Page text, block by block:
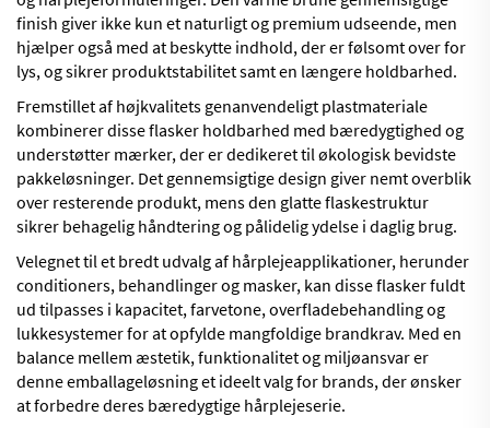
finish giver ikke kun et naturligt og premium udseende, men
hjælper også med at beskytte indhold, der er følsomt over for
lys, og sikrer produktstabilitet samt en længere holdbarhed.
Fremstillet af højkvalitets genanvendeligt plastmateriale
kombinerer disse flasker holdbarhed med bæredygtighed og
understøtter mærker, der er dedikeret til økologisk bevidste
pakkeløsninger. Det gennemsigtige design giver nemt overblik
over resterende produkt, mens den glatte flaskestruktur
sikrer behagelig håndtering og pålidelig ydelse i daglig brug.
Velegnet til et bredt udvalg af hårplejeapplikationer, herunder
conditioners, behandlinger og masker, kan disse flasker fuldt
ud tilpasses i kapacitet, farvetone, overfladebehandling og
lukkesystemer for at opfylde mangfoldige brandkrav. Med en
balance mellem æstetik, funktionalitet og miljøansvar er
denne emballageløsning et ideelt valg for brands, der ønsker
at forbedre deres bæredygtige hårplejeserie.